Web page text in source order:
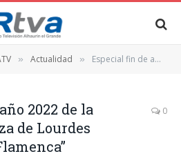
» Actualidad » Especial fin de año 2022 de la Escuela de Danza de Lourdes Rodríguez “La Flamenca”
2022 de la
de Lourdes
0